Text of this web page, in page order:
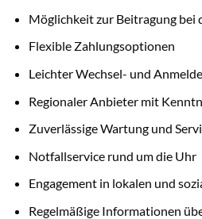
Möglichkeit zur Beitragung bei
Flexible Zahlungsoptionen
Leichter Wechsel- und
Regionaler Anbieter mit
Zuverlässige Wartung und
Notfallservice rund um die Uhr
Engagement in lokalen und
Regelmäßige Informationen